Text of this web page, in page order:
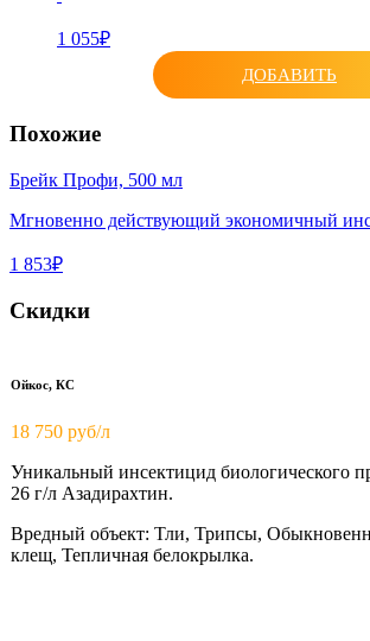
1 055₽
ДОБАВИТЬ
Похожие
Брейк Профи, 500 мл
Мгновенно действующий экономичный
1 853₽
Скидки
Ойкос, КС
18 750 руб/л
Уникальный инсектицид биологического
26 г/л Азадирахтин.
Вредный объект: Тли, Трипсы,
клещ, Тепличная белокрылка.